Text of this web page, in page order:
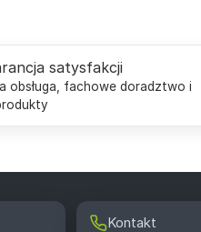
satysfakcji
obsługa, fachowe doradztwo i
Kontakt